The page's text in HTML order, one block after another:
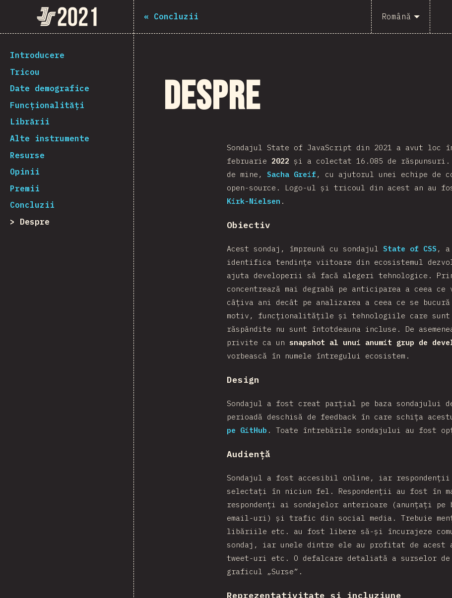
The State of JS 2021
[ro-RO] general.back_to_intro
Introducere
Tricou
Date demografice
Funcționalități
Librării
Alte instrumente
Resurse
Opinii
Premii
Concluzii
Despre
« Concluzii Română
Despre
Sondajul State of JavaScript din 2021 a avut loc
februarie 2022 și a colectat 16.085 de
de mine, Sacha Greif , cu ajutorul unei echipe de
open-source. Logo-ul și tricoul din acest an au
Kirk-Nielsen .
Obiectiv
Acest sondaj, împreună cu sondajul State of CSS , a
identifica tendințe viitoare din ecosistemul
ajuta developerii să facă alegeri tehnologice.
concentrează mai degrabă pe anticiparea a ceea
câțiva ani decât pe analizarea a ceea ce se bucură
motiv, funcționalitățile și tehnologiile care sunt
răspândite nu sunt întotdeauna incluse. De
privite ca un snapshot al unui anumit grup de
vorbească în numele întregului ecosistem.
Design
Sondajul a fost creat parțial pe baza sondajului
perioadă deschisă de feedback în care schița
pe GitHub . Toate întrebările sondajului au fost
Audiență
Sondajul a fost accesibil online, iar
selectați în niciun fel. Respondenții au fost în
respondenți ai sondajelor anterioare (anunțați pe
email-uri) și trafic din social media. Trebuie
libăriile etc. au fost libere să-și încurajeze
sondaj, iar unele dintre ele au profitat de acest
tweet-uri etc. O defalcare detaliată a surselor
graficul „Surse”.
Reprezentativitate și incluziune